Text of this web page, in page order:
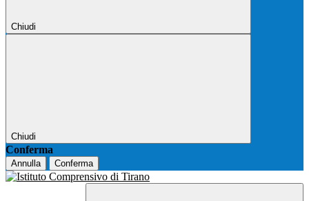
Chiudi
Chiudi
Conferma
Annulla Conferma